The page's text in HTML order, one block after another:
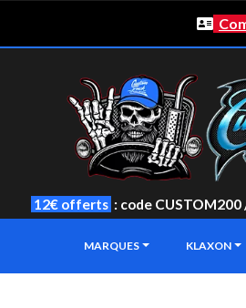
12€ offerts : code CUSTOM200
MARQUES KLAXON